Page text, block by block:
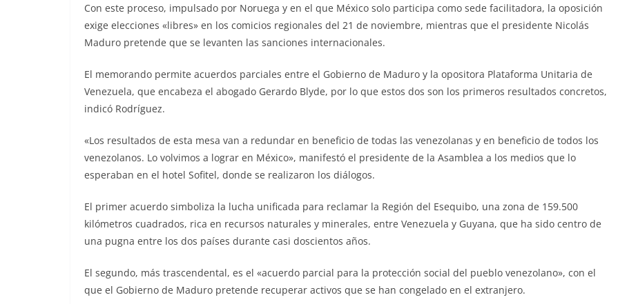
Con este proceso, impulsado por Noruega y en el que México solo participa como sede facilitadora, la oposición
exige elecciones «libres» en los comicios regionales del 21 de noviembre, mientras que el presidente Nicolás
Maduro pretende que se levanten las sanciones internacionales.
El memorando permite acuerdos parciales entre el Gobierno de Maduro y la opositora Plataforma Unitaria de
Venezuela, que encabeza el abogado Gerardo Blyde, por lo que estos dos son los primeros resultados concretos,
indicó Rodríguez.
«Los resultados de esta mesa van a redundar en beneficio de todas las venezolanas y en beneficio de todos los
venezolanos. Lo volvimos a lograr en México», manifestó el presidente de la Asamblea a los medios que lo
esperaban en el hotel Sofitel, donde se realizaron los diálogos.
El primer acuerdo simboliza la lucha unificada para reclamar la Región del Esequibo, una zona de 159.500
kilómetros cuadrados, rica en recursos naturales y minerales, entre Venezuela y Guyana, que ha sido centro de
una pugna entre los dos países durante casi doscientos años.
El segundo, más trascendental, es el «acuerdo parcial para la protección social del pueblo venezolano», con el
que el Gobierno de Maduro pretende recuperar activos que se han congelado en el extranjero.